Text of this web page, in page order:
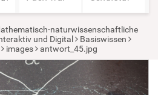
naturwissenschaftliche
und Digital
Basiswissen
images antwort_45.jpg